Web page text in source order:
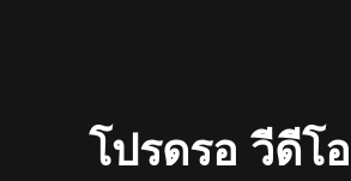
โปรดรอ วีดีโ